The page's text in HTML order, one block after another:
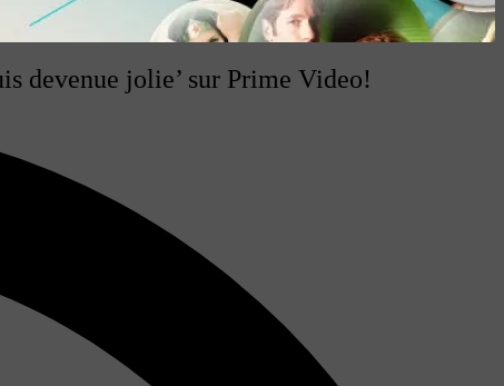
devenue jolie’ sur Prime Video!